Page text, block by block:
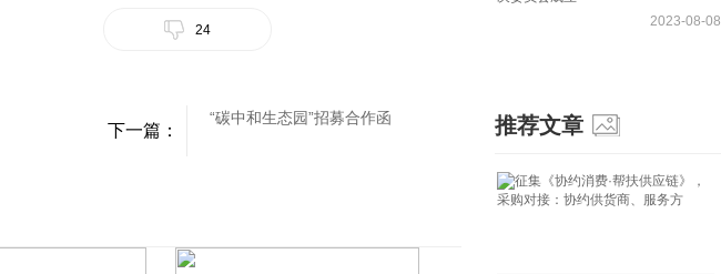
24
下一篇：
“碳中和生态园”招募合作函
2023-08-08
推荐文章